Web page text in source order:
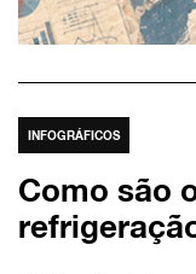
INFOGRÁFICOS
Como são